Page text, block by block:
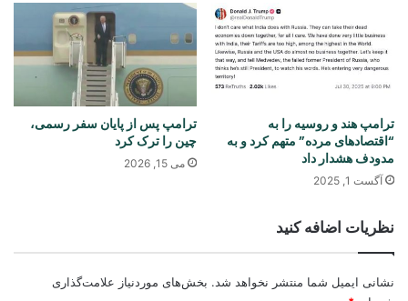
ترامپ هند و روسیه را به
“اقتصادهای مرده” متهم کرد و به
مدودف هشدار داد
آگست 1, 2025
ترامپ پس از پایان سفر رسمی،
چین را ترک کرد
می 15, 2026
نظریات اضافه کنید
نشانی ایمیل شما منتشر نخواهد شد. بخش‌های موردنیاز علامت‌گذاری